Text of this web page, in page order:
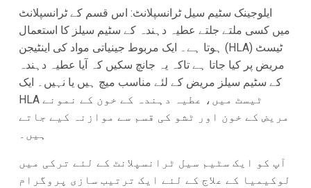
ایلوجینک سٹیم سیل ٹرانسپلانٹ: اس قسم کے ٹرانسپلانٹ
میں کسی ملتے جلتے عطیہ دہندہ کے سٹیم سیلز کا استعمال
ہوتا ہے۔ ایک مربوط جینیاتی مواد کی اینٹیجن (HLA) ٹیسٹ
مریض پر کیا جاتا ہے تاکہ یہ جانچ سکیں کہ آیا عطیہ دہندہ
کے سٹیم سیلز مریض کے لئے مناسب میچ ہیں یا نہیں۔ ایک
HLA ٹیسٹ میں، عطیہ دہندہ کے خون کے نمونے
مریض کے خون اور ٹشو کی قسم سے موازنہ کیے جاتے
ہیں۔
آپ کو ایک سٹیم سیل ٹرانسپلانٹ کے لئے ترکی میں
لوکیمیا کے علاج کے لئے ایک ترتیب سازی پروگرام